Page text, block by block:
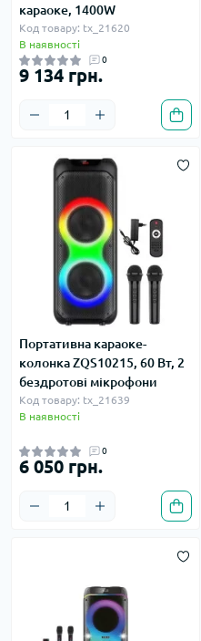
караоке, 1400W
Код товару: tx_21620
В наявності
0
9 134 грн.
Портативна караоке-
колонка ZQS10215, 60 Вт, 2
бездротові мікрофони
Код товару: tx_21639
В наявності
0
6 050 грн.